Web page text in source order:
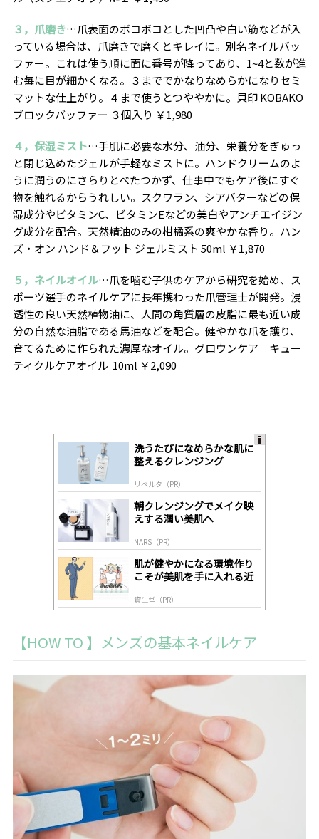
３，爪磨き…爪表面のボコボコとした凹凸や白い筋などが入
っている場合は、爪磨きで磨くとキレイに。別名ネイルバッ
ファー。これは使う順に面に番号が降ってあり、1~4と数が進
む毎に目が細かくなる。３まででかなりなめらかになりセミ
マットな仕上がり。４まで使うとつややかに。貝印 KOBAKO
ブロックバッファー ３個入り ￥1,980
４，保湿ミスト…手肌に必要な水分、油分、栄養分をぎゅっ
と閉じ込めたジェルが手軽なミストに。ハンドクリームのよ
うに潤うのにさらりとべたつかず、仕事中でもケア後にすぐ
物を触れるからうれしい。スクワラン、シアバターなどの保
湿成分やビタミンC、ビタミンEなどの美白やアンチエイジン
グ成分を配合。天然精油のみの柑橘系の爽やかな香り。ハン
ズ・オン ハンド＆フット ジェルミスト 50ml ￥1,870
５，ネイルオイル…爪を噛む子供のケアから研究を始め、ス
ポーツ選手のネイルケアに長年携わった爪管理士が開発。浸
透性の良い天然植物油に、人間の角質層の皮脂に最も近い成
分の自然な油脂である馬油などを配合。健やかな爪を護り、
育てるために作られた濃厚なオイル。グロウンケア キュー
ティクルケアオイル 10ml ￥2,090
洗うたびになめらかな肌に
整えるクレンジング
リベルタ（PR）
朝クレンジングでメイク映
えする潤い美肌へ
NARS（PR）
肌が健やかになる環境作り
こそが美肌を手に入れる近
資生堂（PR）
【HOW TO 】メンズの基本ネイルケア